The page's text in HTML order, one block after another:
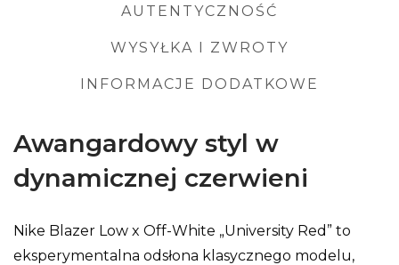
AUTENTYCZNOŚĆ
WYSYŁKA I ZWROTY
INFORMACJE DODATKOWE
Awangardowy styl w
dynamicznej czerwieni
Nike Blazer Low x Off-White „University Red” to
eksperymentalna odsłona klasycznego modelu,